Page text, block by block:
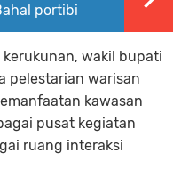
portibi
wakil bupati
pelestarian warisan
kawasan
pusat kegiatan
ruang interaksi